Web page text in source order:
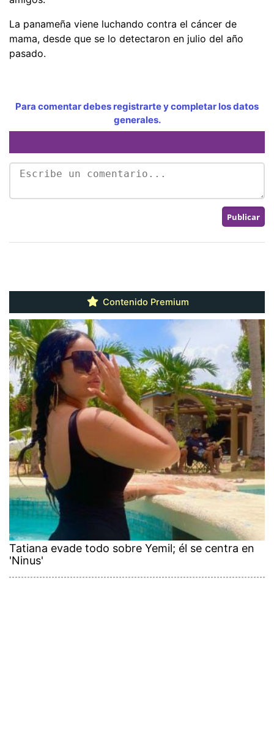
La panameña viene luchando contra el cáncer de
mama, desde que se lo detectaron en julio del año
pasado.
Para comentar debes registrarte y completar los datos
generales.
Contenido Premium
Tatiana evade todo sobre Yemil; él se centra en
'Ninus'